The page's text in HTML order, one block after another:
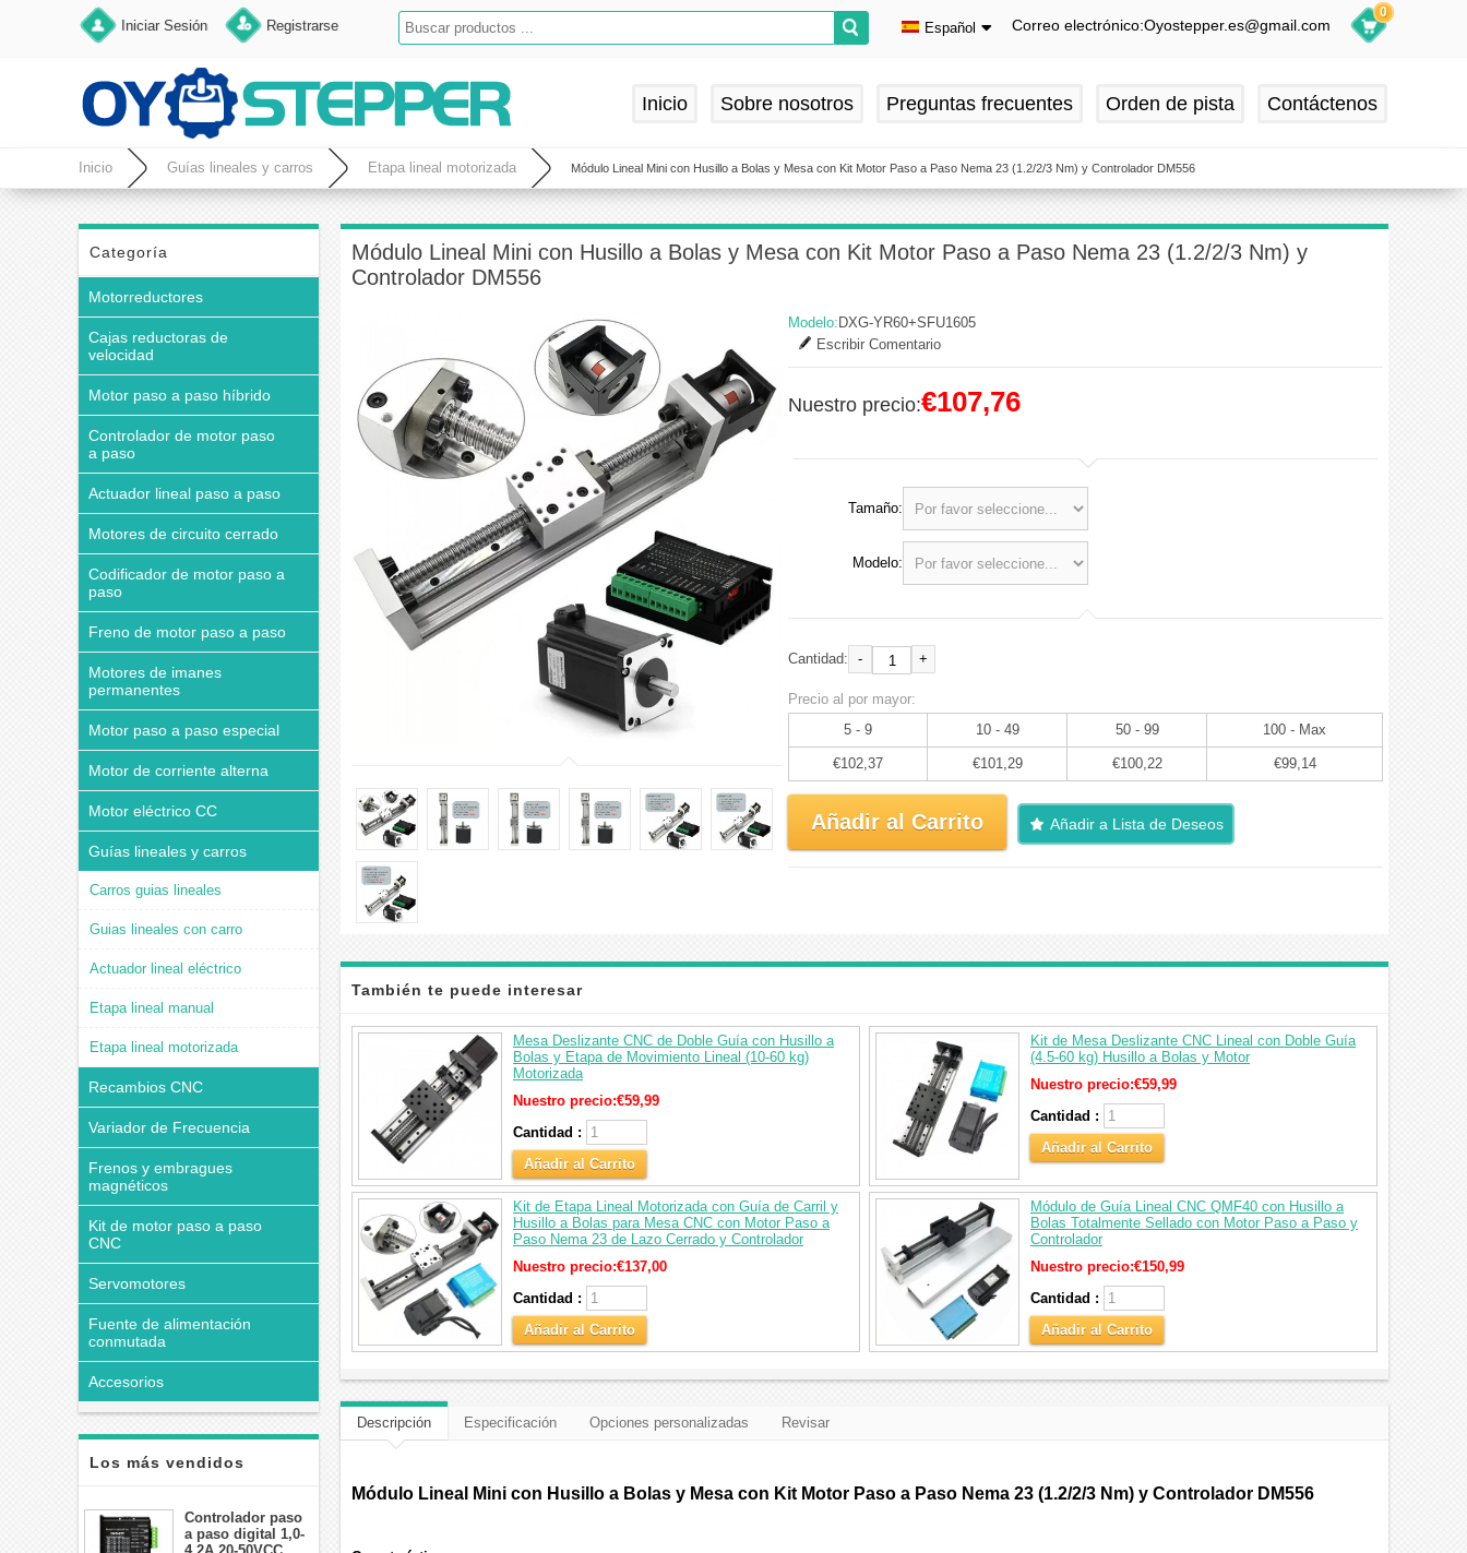
Iniciar Sesión Registrarse Español
Deutsch
Español
Correo electrónico:Oyostepper.es@gmail.com
0
Inicio Sobre nosotros Preguntas frecuentes Orden de pista Contáctenos
Inicio Guías lineales y carros Etapa lineal motorizada Módulo Lineal Mini con Husillo a Bolas y Mesa con Kit Motor Paso a Paso Nema 23 (1.2/2/3 Nm) y Controlador DM556
Categoría
Motorreductores
Cajas reductoras de
velocidad
Motor paso a paso híbrido
Controlador de motor paso
a paso
Actuador lineal paso a paso
Motores de circuito cerrado
Codificador de motor paso a
paso
Freno de motor paso a paso
Motores de imanes
permanentes
Motor paso a paso especial
Motor de corriente alterna
Motor eléctrico CC
Guías lineales y carros
Carros guias lineales
Guias lineales con carro
Actuador lineal eléctrico
Etapa lineal manual
Etapa lineal motorizada
Recambios CNC
Variador de Frecuencia
Frenos y embragues
magnéticos
Kit de motor paso a paso
CNC
Servomotores
Fuente de alimentación
conmutada
Accesorios
Los más vendidos
Controlador paso
a paso digital 1,0-
Módulo Lineal Mini con Husillo a Bolas y Mesa con Kit Motor Paso a Paso Nema 23 (1.2/2/3 Nm) y
Controlador DM556
Modelo: DXG-YR60+SFU1605
Escribir Comentario
Nuestro precio:€107,76
Tamaño:
Modelo:
Cantidad: - +
Precio al por mayor:
5 - 9
10 - 49 50 - 99 100 - Max
€102,37 €101,29 €100,22 €99,14
Añadir al Carrito Añadir a Lista de Deseos
También te puede interesar
Mesa Deslizante CNC de Doble Guía con Husillo a
Bolas y Etapa de Movimiento Lineal (10‑60 kg)
Motorizada
Nuestro precio:€59,99
Cantidad :
Añadir al Carrito
Kit de Mesa Deslizante CNC Lineal con Doble Guía
(4.5‑60 kg) Husillo a Bolas y Motor
Nuestro precio:€59,99
Cantidad :
Añadir al Carrito
Kit de Etapa Lineal Motorizada con Guía de Carril y
Husillo a Bolas para Mesa CNC con Motor Paso a
Paso Nema 23 de Lazo Cerrado y Controlador
Nuestro precio:€137,00
Cantidad :
Añadir al Carrito
Módulo de Guía Lineal CNC QMF40 con Husillo a
Bolas Totalmente Sellado con Motor Paso a Paso y
Controlador
Nuestro precio:€150,99
Cantidad :
Añadir al Carrito
Descripción Especificación Opciones personalizadas Revisar
Módulo Lineal Mini con Husillo a Bolas y Mesa con Kit Motor Paso a Paso Nema 23 (1.2/2/3 Nm) y Controlador DM556